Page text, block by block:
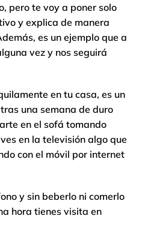
pero te voy a poner solo
y explica de manera
es un ejemplo que a
vez y nos seguirá
en tu casa, es un
una semana de duro
en el sofá tomando
en la televisión algo que
con el móvil por internet
y sin beberlo ni comerlo
hora tienes visita en